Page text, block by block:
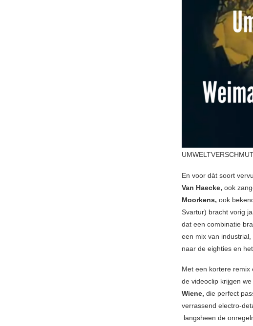
En voor dàt soort
Van Haecke, ook
Moorkens, ook
Svartur) bracht vorig
dat een combinatie
een mix van
naar de eighties en
Met een kortere remix
de videoclip krijgen
Wiene, die perfect
verrassend electro-
langsheen de